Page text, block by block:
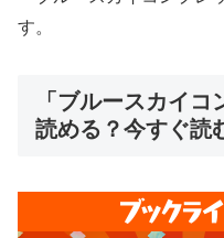
す。
「ブルースカイ
読める？今すぐ読